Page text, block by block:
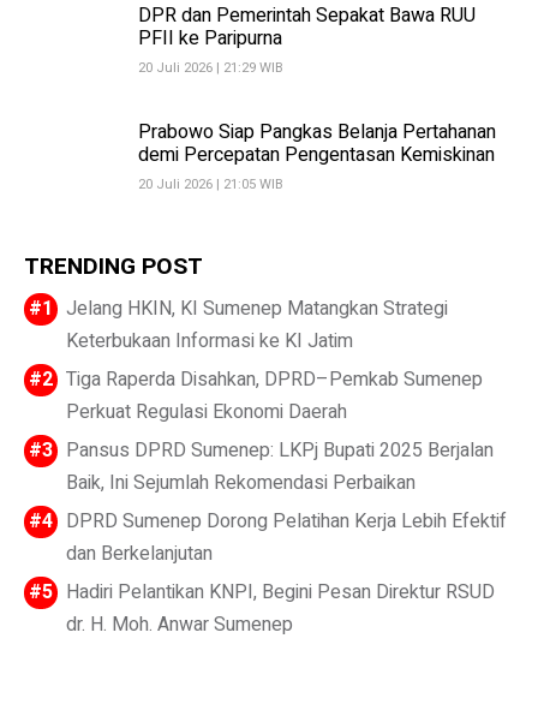
DPR dan Pemerintah Sepakat Bawa RUU
PFII ke Paripurna
20 Juli 2026 | 21:29 WIB
Prabowo Siap Pangkas Belanja Pertahanan
demi Percepatan Pengentasan Kemiskinan
20 Juli 2026 | 21:05 WIB
TRENDING POST
Jelang HKIN, KI Sumenep Matangkan Strategi
Keterbukaan Informasi ke KI Jatim
Tiga Raperda Disahkan, DPRD–Pemkab Sumenep
Perkuat Regulasi Ekonomi Daerah
Pansus DPRD Sumenep: LKPj Bupati 2025 Berjalan
Baik, Ini Sejumlah Rekomendasi Perbaikan
DPRD Sumenep Dorong Pelatihan Kerja Lebih Efektif
dan Berkelanjutan
Hadiri Pelantikan KNPI, Begini Pesan Direktur RSUD
dr. H. Moh. Anwar Sumenep